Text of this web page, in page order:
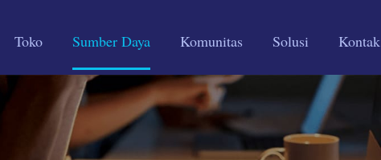
Toko Sumber Daya Komunitas Solusi Kontak